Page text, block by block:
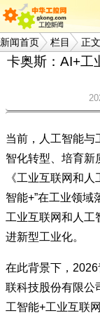
新闻首页 栏目 正文
卡奥斯：AI+工
当前，人工智能与
智化转型、培育新
《工业互联网和
智能+”在工业领
工业互联网和人工
进新型工业化。
在此背景下，
联科技股份有限公
工智能+工业互联